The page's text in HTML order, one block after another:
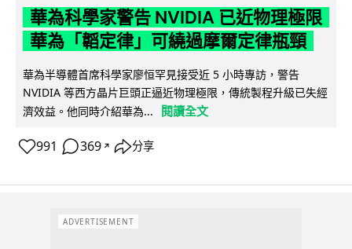
華為科學家警告 NVIDIA 已近物理極限
華為「韜定律」可繞過摩爾定律瓶頸
華為半導體首席科學家廖恒罕見接受近 5 小時專訪，警告
NVIDIA 等西方晶片巨頭正逼近物理極限，傳統製程升級已失經
濟效益。他同時介紹華為...
閱讀全文
991 369 ↗ 分享
ADVERTISEMENT